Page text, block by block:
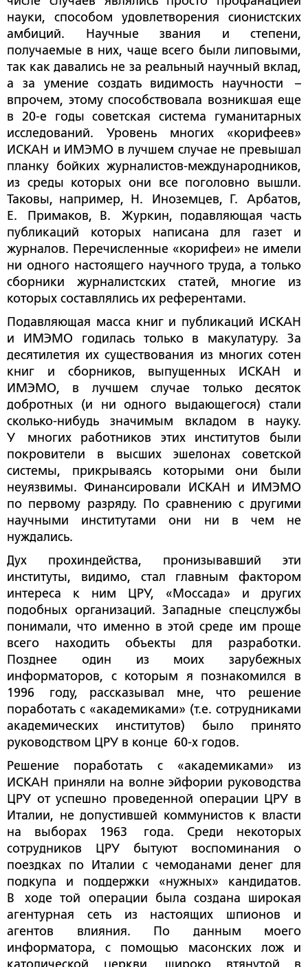
науки, способом удовлетворения сионистских
амбиций. Научные звания и степени,
получаемые в них, чаще всего были липовыми,
так как давались не за реальный научный вклад,
а за умение создать видимость научности –
впрочем, этому способствовала возникшая еще
в 20-е годы советская система гуманитарных
исследований. Уровень многих «корифеев»
ИСКАН и ИМЭМО в лучшем случае не превышал
планку бойких журналистов-международников,
из среды которых они все поголовно вышли.
Таковы, например, Н. Иноземцев, Г. Арбатов,
Е. Примаков, В. Журкин, подавляющая часть
публикаций которых написана для газет и
журналов. Перечисленные «корифеи» не имели
ни одного настоящего научного труда, а только
сборники журналистских статей, многие из
которых составлялись их референтами.
Подавляющая масса книг и публикаций ИСКАН
и ИМЭМО годилась только в макулатуру. За
десятилетия их существования из многих сотен
книг и сборников, выпущенных ИСКАН и
ИМЭМО, в лучшем случае только десяток
добротных (и ни одного выдающегося) стали
сколько-нибудь значимым вкладом в науку.
У многих работников этих институтов были
покровители в высших эшелонах советской
системы, прикрываясь которыми они были
неуязвимы. Финансировали ИСКАН и ИМЭМО
по первому разряду. По сравнению с другими
научными институтами они ни в чем не
нуждались.
Дух прохиндейства, пронизывавший эти
институты, видимо, стал главным фактором
интереса к ним ЦРУ, «Моссада» и других
подобных организаций. Западные спецслужбы
понимали, что именно в этой среде им проще
всего находить объекты для разработки.
Позднее один из моих зарубежных
информаторов, с которым я познакомился в
1996 году, рассказывал мне, что решение
поработать с «академиками» (т.е. сотрудниками
академических институтов) было принято
руководством ЦРУ в конце 60-х годов.
Решение поработать с «академиками» из
ИСКАН приняли на волне эйфории руководства
ЦРУ от успешно проведенной операции ЦРУ в
Италии, не допустившей коммунистов к власти
на выборах 1963 года. Среди некоторых
сотрудников ЦРУ бытуют воспоминания о
поездках по Италии с чемоданами денег для
подкупа и поддержки «нужных» кандидатов.
В ходе той операции была создана широкая
агентурная сеть из настоящих шпионов и
агентов влияния. По данным моего
информатора, с помощью масонских лож и
католической церкви, широко втянутой в